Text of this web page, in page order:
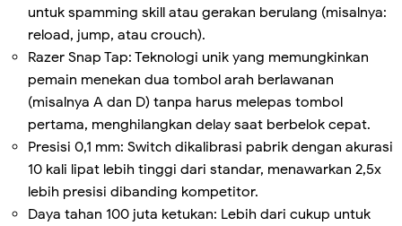
untuk spamming skill atau gerakan berulang (misalnya:
reload, jump, atau crouch).
Razer Snap Tap: Teknologi unik yang memungkinkan
pemain menekan dua tombol arah berlawanan
(misalnya A dan D) tanpa harus melepas tombol
pertama, menghilangkan delay saat berbelok cepat.
Presisi 0,1 mm: Switch dikalibrasi pabrik dengan akurasi
10 kali lipat lebih tinggi dari standar, menawarkan 2,5x
lebih presisi dibanding kompetitor.
Daya tahan 100 juta ketukan: Lebih dari cukup untuk